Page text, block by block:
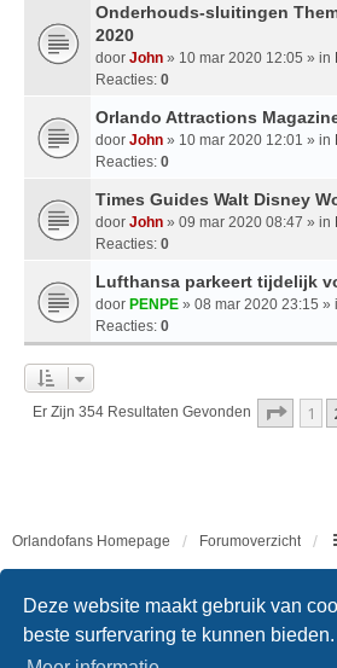
Deze website maakt gebruik van
beste surfervaring te kunnen bieden.
Onderhouds-sluitingen
2020
door John » 10 mar 2020 12:05 » in
Reacties: 0
Orlando Attractions
door John » 10 mar 2020 12:01 » in
Reacties: 0
Times Guides Walt Disney
door John » 09 mar 2020 08:47 » in
Reacties: 0
Lufthansa parkeert tijdelijk
door PENPE » 08 mar 2020 23:15 »
Reacties: 0
Er Zijn 354 Resultaten Gevonden 1
Orlandofans Homepage Forumoverzicht